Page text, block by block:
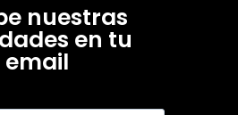
nuestras
en tu
email